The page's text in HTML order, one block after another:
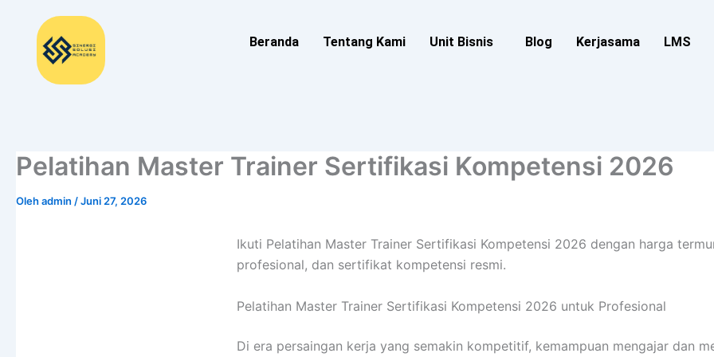
Beranda Tentang Kami Unit Bisnis Blog Kerjasama LMS
Pelatihan Master Trainer Sertifikasi Kompetensi 2026
Olehadmin /Juni 27, 2026
Ikuti Pelatihan Master Trainer Sertifikasi Kompetensi 2026 dengan harga
profesional, dan sertifikat kompetensi resmi.
Pelatihan Master Trainer Sertifikasi Kompetensi 2026 untuk Profesional
Di era persaingan kerja yang semakin kompetitif, kemampuan mengajar dan